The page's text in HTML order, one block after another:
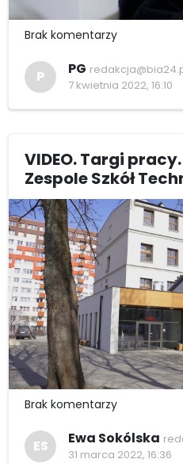
Brak komentarzy
P PG
7 kwietnia 2022, 16:10
VIDEO. Targi
Zespole Szkół
Brak komentarzy
ES Ewa Sokólska
31 marca 2022, 16:36